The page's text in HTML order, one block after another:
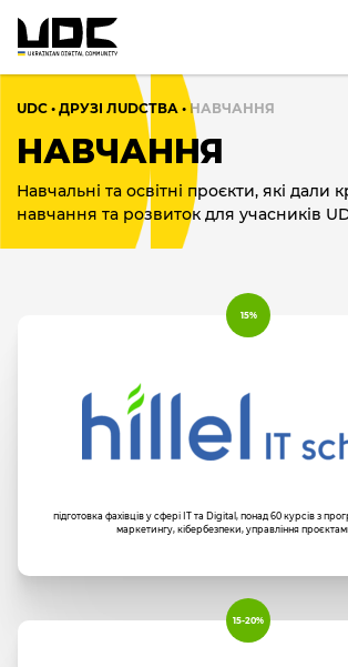
UDC • ДРУЗІ ЛUDCТВА • НАВЧАННЯ
НАВЧАННЯ
Навчальні та освітні проєкти, які дали
навчання та розвиток для учасників
15%
підготовка фахівців у сфері ІТ та Digital, понад 60 курсів з
маркетингу, кібербезпеки, управління
15-20%